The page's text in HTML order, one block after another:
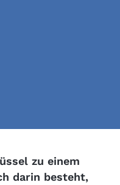
zu einem
darin besteht,